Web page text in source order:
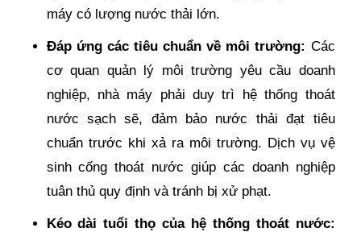
máy có lượng nước thải lớn.
Đáp ứng các tiêu chuẩn về môi trường: Các
cơ quan quản lý môi trường yêu cầu doanh
nghiệp, nhà máy phải duy trì hệ thống thoát
nước sạch sẽ, đảm bảo nước thải đạt tiêu
chuẩn trước khi xả ra môi trường. Dịch vụ vệ
sinh cống thoát nước giúp các doanh nghiệp
tuân thủ quy định và tránh bị xử phạt.
Kéo dài tuổi thọ của hệ thống thoát nước: